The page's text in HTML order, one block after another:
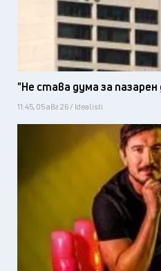
"Не става дума за пазарен
11:45, 05 авг 26 / Idealisti